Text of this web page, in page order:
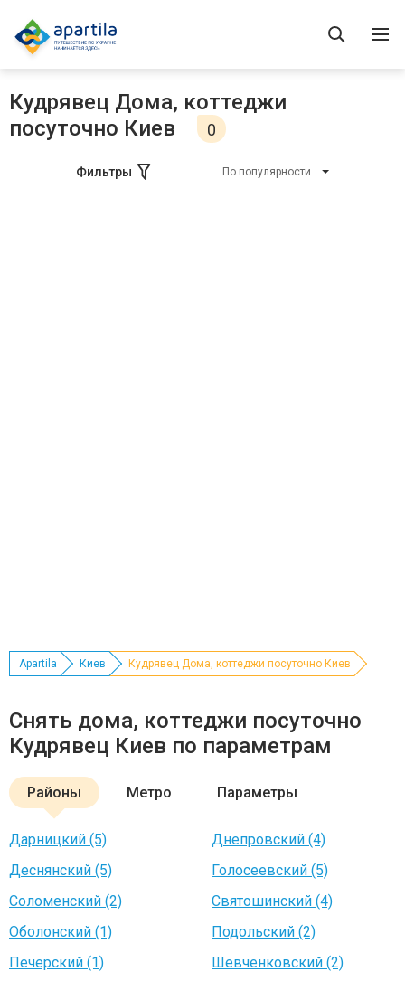
Кудрявец Дома, коттеджи
посуточно Киев
0
Фильтры По популярности
Apartila Киев Кудрявец Дома, коттеджи посуточно Киев
Снять дома, коттеджи посуточно
Кудрявец Киев по параметрам
Районы Метро Параметры
Дарницкий (5)
Днепровский (4)
Деснянский (5)
Голосеевский (5)
Соломенский (2)
Святошинский (4)
Оболонский (1)
Подольский (2)
Печерский (1)
Шевченковский (2)